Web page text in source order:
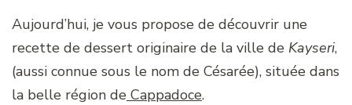
Aujourd’hui, je vous propose de découvrir une
recette de dessert originaire de la ville de Kayseri,
(aussi connue sous le nom de Césarée), située dans
la belle région de Cappadoce.